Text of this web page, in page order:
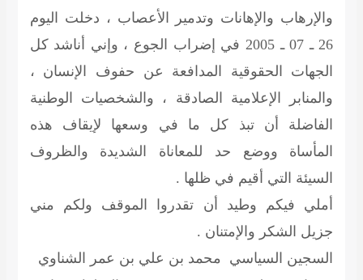
والإرهاب والإهانات وتدمير الأعصاب ، دخلت اليوم
26 ـ 07 ـ 2005 في إضراب الجوع ، وإني أناشد كل
الجهات الحقوقية المدافعة عن حفوف الإنسان ،
والمنابر الإعلامية الصادقة ، والشخصيات الوطنية
الفاضلة أن تبذ كل ما في وسعها لإيقاف هذه
المأساة ووضع حد للمعاناة الشديدة والظروف
السيئة التي أقيم في ظلها .
أملي فيكم وطيد أن تقدروا الموقف ولكم مني
جزيل الشكر والإمتنان .
السجين السياسي محمد بن علي بن عمر الشناوي